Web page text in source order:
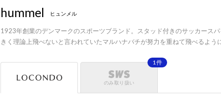
hummel ヒュンメル
1923年創業のデンマークのスポーツブランド。スタッド付きのサッカース
きく理論上飛べないと言われていたマルハナバチが努力を重ねて飛べるよう
1件
のみ取り扱い